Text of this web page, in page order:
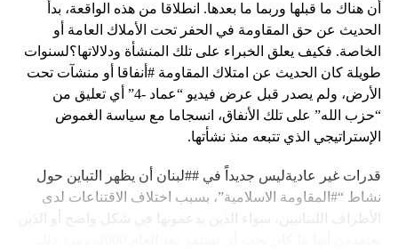
أن هناك ما قبلها وربما ما بعدها. انطلاقا من هذه الواقعة، بدأ
الحديث عن حق المقاومة في الحفر تحت الأملاك العامة أو
الخاصة. فكيف يعلق الخبراء على تلك المنشأة ودلالاتها؟لسنوات
طويلة كان الحديث عن امتلاك المقاومة #أنفاقا أو منشآت تحت
الأرض، ولم يصدر قبل عرض فيديو “عماد -4” أي تعليق من
“حزب الله” على تلك الأنفاق، انسجاما مع سياسة الغموض
الإستراتيجي الذي تتبعه منذ نشأتها.
قدرات غير عاديةليس جديداً في ##لبنان أن يظهر التباين حول
نشاط “#المقاومة الاسلامية”، بسبب اختلاف الاقتناعات لدى
الأطراف اللبنانيين، سواء الذين يدعمونها في شكل واضح أو الذين